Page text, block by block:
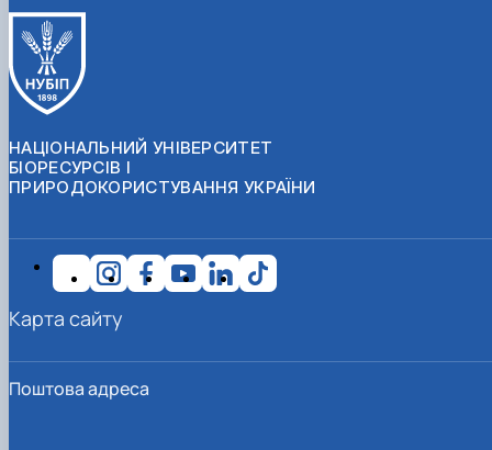
НАЦІОНАЛЬНИЙ УНІВЕРСИТЕТ
БІОРЕСУРСІВ І
ПРИРОДОКОРИСТУВАННЯ УКРАЇНИ
Поштова адреса
Карта сайту